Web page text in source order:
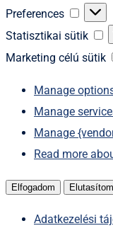
Preferences
Statisztikai sütik
Marketing célú sütik
Manage
Manage
Manage
Read more
Elfogadom Elutasítom
Adatkezelési